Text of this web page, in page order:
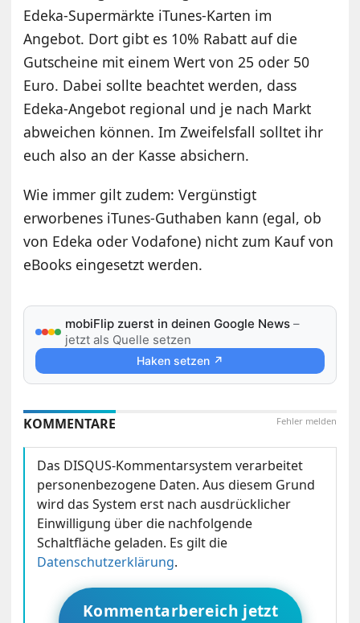
Edeka-Supermärkte iTunes-Karten im
Angebot. Dort gibt es 10% Rabatt auf die
Gutscheine mit einem Wert von 25 oder 50
Euro. Dabei sollte beachtet werden, dass
Edeka-Angebot regional und je nach Markt
abweichen können. Im Zweifelsfall solltet ihr
euch also an der Kasse absichern.
Wie immer gilt zudem: Vergünstigt
erworbenes iTunes-Guthaben kann (egal, ob
von Edeka oder Vodafone) nicht zum Kauf von
eBooks eingesetzt werden.
mobiFlip zuerst in deinen Google News –
jetzt als Quelle setzen
Haken setzen ↗
Fehler melden
KOMMENTARE
Das DISQUS-Kommentarsystem verarbeitet
personenbezogene Daten. Aus diesem Grund
wird das System erst nach ausdrücklicher
Einwilligung über die nachfolgende
Schaltfläche geladen. Es gilt die
Datenschutzerklärung.
Kommentarbereich jetzt